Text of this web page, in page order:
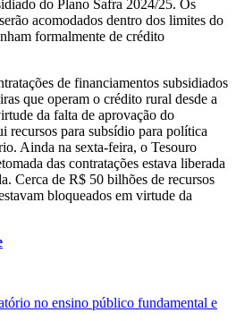
do Plano Safra 2024/25. Os
acomodados dentro dos limites do
formalmente de crédito
de financiamentos subsidiados
que operam o crédito rural desde a
da falta de aprovação do
recursos para subsídio para política
Ainda na sexta-feira, o Tesouro
das contratações estava liberada
Cerca de R$ 50 bilhões de recursos
bloqueados em virtude da
no ensino público fundamental e